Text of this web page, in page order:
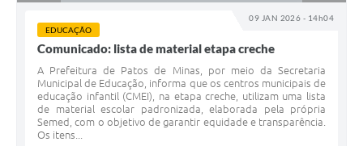
09 JAN 2026 - 14h04
EDUCAÇÃO
Comunicado: lista de material etapa creche
A Prefeitura de Patos de Minas, por meio da Secretaria
Municipal de Educação, informa que os centros municipais de
educação infantil (CMEI), na etapa creche, utilizam uma lista
de material escolar padronizada, elaborada pela própria
Semed, com o objetivo de garantir equidade e transparência.
Os itens...